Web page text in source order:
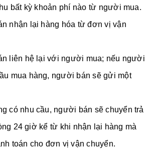
bất kỳ khoản phí nào từ người mua.
nhận lại hàng hóa từ đơn vị vận
liên hệ lại với người mua; nếu người
mua hàng, người bán sẽ gửi một
có nhu cầu, người bán sẽ chuyển trả
24 giờ kể từ khi nhận lại hàng mà
toán cho đơn vị vận chuyển.